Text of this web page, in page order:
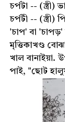
চর্পটা -- (স্ত্রী)
চর্পটী -- (স্ত্রী)
'চাপ' বা
মৃত্তিকাখণ্ড
খাল বানাইয়া.
পাই, "ছোট